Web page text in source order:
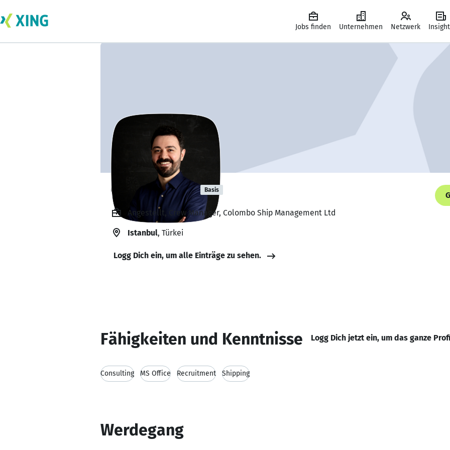
Jobs finden Unternehmen Netzwerk
Orhan Yaman Basis
Angestellt, Crew Manager, Colombo Ship Management Ltd
Istanbul, Türkei
Logg Dich ein, um alle Einträge zu sehen.
Fähigkeiten und Kenntnisse Logg Dich jetzt ein, um das ganze
Consulting MS Office Recruitment Shipping
Werdegang